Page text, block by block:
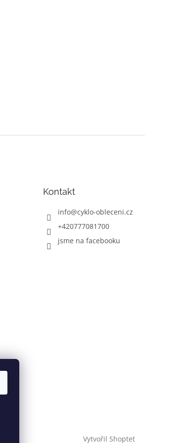
Kontakt
info@cyklo-obleceni.cz
+420777081700
jsme na facebooku
Vytvořil Shoptet